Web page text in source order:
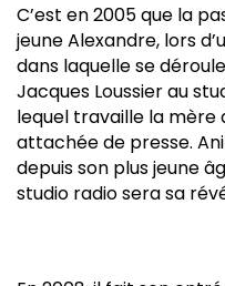
C’est en 2005 que la
jeune Alexandre, lors
dans laquelle se
Jacques Loussier au
lequel travaille la mère
attachée de presse.
depuis son plus jeune
studio radio sera sa